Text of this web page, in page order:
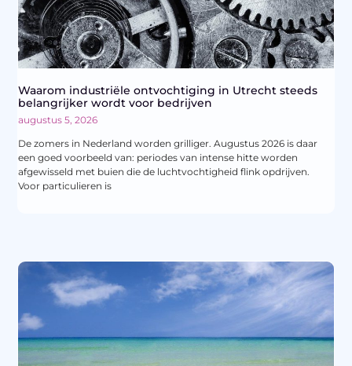
Waarom industriële ontvochtiging in Utrecht steeds
belangrijker wordt voor bedrijven
augustus 5, 2026
De zomers in Nederland worden grilliger. Augustus 2026 is daar
een goed voorbeeld van: periodes van intense hitte worden
afgewisseld met buien die de luchtvochtigheid flink opdrijven.
Voor particulieren is